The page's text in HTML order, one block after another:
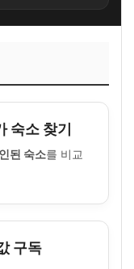
숙소 찾기
된 숙소를 비교
구독